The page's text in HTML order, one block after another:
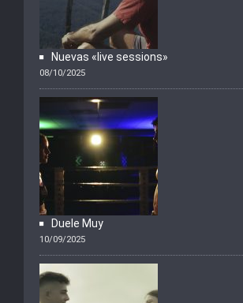
Nuevas «live sessions»
08/10/2025
Duele Muy
10/09/2025